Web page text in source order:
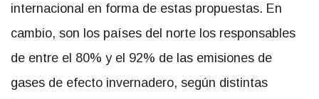
internacional en forma de estas propuestas. En
cambio, son los países del norte los responsables
de entre el 80% y el 92% de las emisiones de
gases de efecto invernadero, según distintas